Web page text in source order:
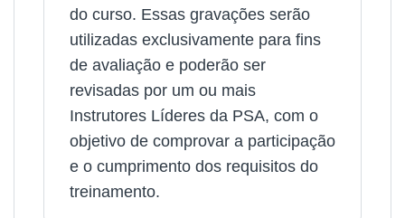
do curso. Essas gravações serão
utilizadas exclusivamente para fins
de avaliação e poderão ser
revisadas por um ou mais
Instrutores Líderes da PSA, com o
objetivo de comprovar a participação
e o cumprimento dos requisitos do
treinamento.